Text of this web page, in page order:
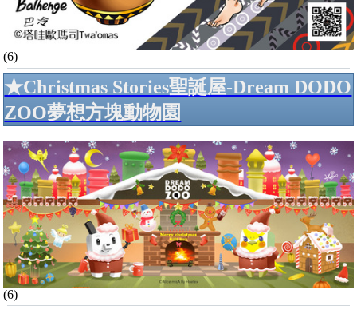
(6)
★Christmas Stories聖誕屋-Dream DODO
ZOO夢想方塊動物園
(6)